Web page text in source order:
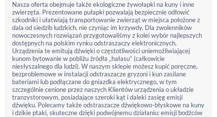
Nasza oferta obejmuje także ekologiczne żywołapki na kuny i inne
zwierzęta. Prezentowane pułapki pozwalają bezpiecznie odłowić
szkodniki i ułatwiają transportowanie zwierząt w miejsca położone z
dala od siedzib ludzkich, nie czyniąc im krzywdy. Dla zwolenników
nowoczesnych rozwiązań przygotowaliśmy z kolei wybór najlepszych
dostępnych na polskim rynku odstraszaczy elektronicznych.
Urządzenia te emitują dźwięki o częstotliwości uniemożliwiającej
kunom bytowanie w pobliżu źródła „hałasu” (całkowicie
niesłyszalnego dla ludzi). W naszym sklepie możesz kupić poręczne,
bezproblemowe w instalacji odstraszacze gryzoni i kun zasilane
bateriami lub podłączane do gniazdka elektrycznego, w tym
szczególnie cenione przez naszych Klientów urządzenia o układzie
tranzystorowym, posiadające szeroki kąt i daleki zasięg emisji
dźwięku. Polecamy także odstraszacze dźwiękowo-błyskowe na kuny
i dzikie ptaki, skuteczne dzięki podwójnemu działaniu: emisji bodźców